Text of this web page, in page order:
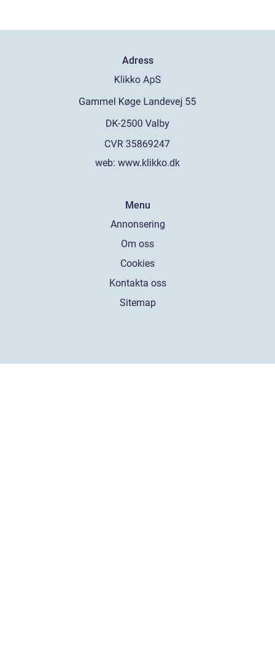
Adress
web: www.klikko.dk
Menu
Annonsering
Om oss
Cookies
Kontakta oss
Sitemap